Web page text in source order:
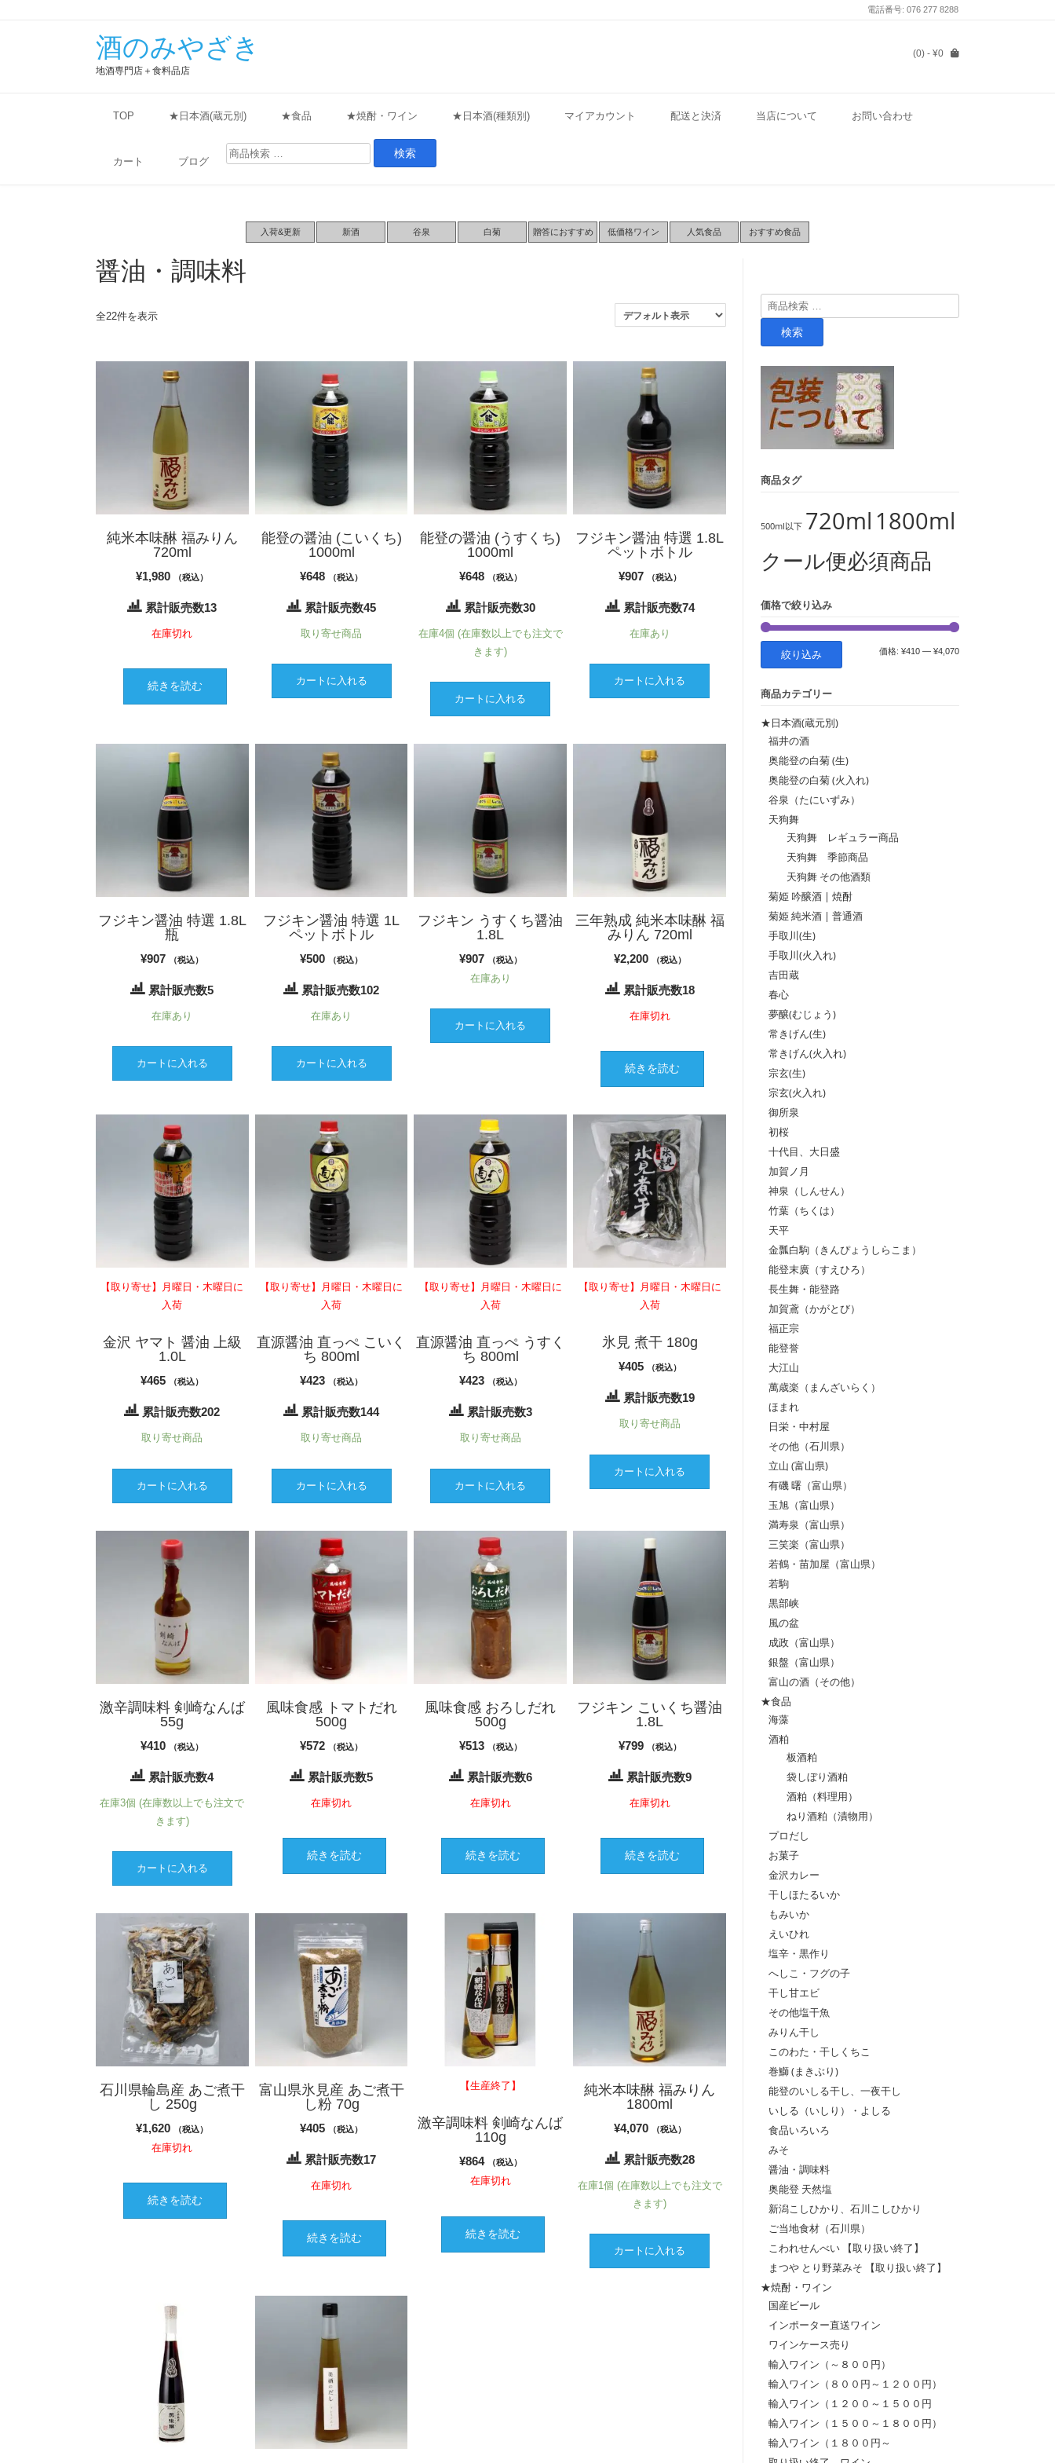
電話番号: 076 277 8288
酒のみやざき
地酒専門店＋食料品店
(0) - ¥0
TOP ★日本酒(蔵元別) ★食品 ★焼酎・ワイン ★日本酒(種類別) マイアカウント 配送と決済 当店について お問い合わせ
カート ブログ
検
索
入荷&更新 新酒 谷泉 白菊 贈答におすすめ 低価格ワイン 人気食品 おすすめ食品
醤油・調味料
全22件を表示
純米本味醂 福みりん
720ml
¥1,980 （税込）
累計販売数13
在庫切れ
続きを読む
能登の醤油 (こいくち)
1000ml
¥648 （税込）
累計販売数45
取り寄せ商品
カートに入れる
能登の醤油 (うすくち)
1000ml
¥648 （税込）
累計販売数30
在庫4個 (在庫数以上でも注文で
きます)
カートに入れる
フジキン醤油 特選 1.8L
ペットボトル
¥907 （税込）
累計販売数74
在庫あり
カートに入れる
フジキン醤油 特選 1.8L
瓶
¥907 （税込）
累計販売数5
在庫あり
カートに入れる
フジキン醤油 特選 1L
ペットボトル
¥500 （税込）
累計販売数102
在庫あり
カートに入れる
フジキン うすくち醤油
1.8L
¥907 （税込）
在庫あり
カートに入れる
三年熟成 純米本味醂 福
みりん 720ml
¥2,200 （税込）
累計販売数18
在庫切れ
続きを読む
【取り寄せ】月曜日・木曜日に
入荷
金沢 ヤマト 醤油 上級
1.0L
¥465 （税込）
累計販売数202
取り寄せ商品
カートに入れる
【取り寄せ】月曜日・木曜日に
入荷
直源醤油 直っぺ こいく
ち 800ml
¥423 （税込）
累計販売数144
取り寄せ商品
カートに入れる
【取り寄せ】月曜日・木曜日に
入荷
直源醤油 直っぺ うすく
ち 800ml
¥423 （税込）
累計販売数3
取り寄せ商品
カートに入れる
【取り寄せ】月曜日・木曜日に
入荷
氷見 煮干 180g
¥405 （税込）
累計販売数19
取り寄せ商品
カートに入れる
激辛調味料 剣崎なんば
55g
¥410 （税込）
累計販売数4
在庫3個 (在庫数以上でも注文で
きます)
カートに入れる
風味食感 トマトだれ
500g
¥572 （税込）
累計販売数5
在庫切れ
続きを読む
風味食感 おろしだれ
500g
¥513 （税込）
累計販売数6
在庫切れ
続きを読む
フジキン こいくち醤油
1.8L
¥799 （税込）
累計販売数9
在庫切れ
続きを読む
石川県輪島産 あご煮干
し 250g
¥1,620 （税込）
在庫切れ
続きを読む
富山県氷見産 あご煮干
し粉 70g
¥405 （税込）
累計販売数17
在庫切れ
続きを読む
【生産終了】
激辛調味料 剣崎なんば
110g
¥864 （税込）
在庫切れ
続きを読む
純米本味醂 福みりん
1800ml
¥4,070 （税込）
累計販売数28
在庫1個 (在庫数以上でも注文で
きます)
カートに入れる
検
索
検索
商品タグ
500ml以下 720ml 1800ml
クール便必須商品
価格で絞り込み
最
最
絞り込み 価格: ¥410 — ¥4,070
商品カテゴリー
★日本酒(蔵元別)
福井の酒
奥能登の白菊 (生)
奥能登の白菊 (火入れ)
谷泉（たにいずみ）
天狗舞
天狗舞 レギュラー商品
天狗舞 季節商品
天狗舞 その他酒類
菊姫 吟醸酒 | 焼酎
菊姫 純米酒 | 普通酒
手取川(生)
手取川(火入れ)
吉田蔵
春心
夢醸(むじょう)
常きげん(生)
常きげん(火入れ)
宗玄(生)
宗玄(火入れ)
御所泉
初桜
十代目、大日盛
加賀ノ月
神泉（しんせん）
竹葉（ちくは）
天平
金瓢白駒（きんぴょうしらこま）
能登末廣（すえひろ）
長生舞・能登路
加賀鳶（かがとび）
福正宗
能登誉
大江山
萬歳楽（まんざいらく）
ほまれ
日栄・中村屋
その他（石川県）
立山 (富山県)
有磯 曙（富山県）
玉旭（富山県）
満寿泉（富山県）
三笑楽（富山県）
若鶴・苗加屋（富山県）
若駒
黒部峡
風の盆
成政（富山県）
銀盤（富山県）
富山の酒（その他）
★食品
海藻
酒粕
板酒粕
袋しぼり酒粕
酒粕（料理用）
ねり酒粕（漬物用）
プロだし
お菓子
金沢カレー
干しほたるいか
もみいか
えいひれ
塩辛・黒作り
へしこ・フグの子
干し甘エビ
その他塩干魚
みりん干し
このわた・干しくちこ
巻鰤 (まきぶり)
能登のいしる干し、一夜干し
いしる（いしり）・よしる
食品いろいろ
みそ
醤油・調味料
奥能登 天然塩
新潟こしひかり、石川こしひかり
ご当地食材（石川県）
こわれせんべい 【取り扱い終了】
まつや とり野菜みそ 【取り扱い終了】
★焼酎・ワイン
国産ビール
インポーター直送ワイン
ワインケース売り
輸入ワイン（～８００円）
輸入ワイン（８００円～１２００円）
輸入ワイン（１２００～１５００円
輸入ワイン（１５００～１８００円）
輸入ワイン（１８００円～